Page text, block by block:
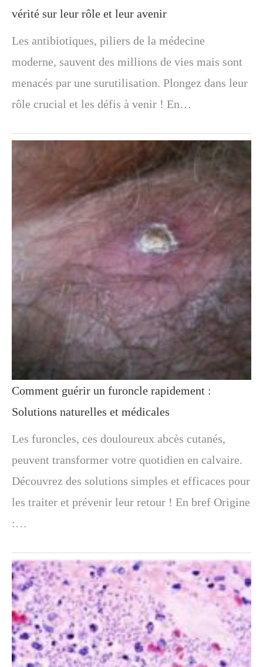
vérité sur leur rôle et leur avenir
Les antibiotiques, piliers de la médecine
moderne, sauvent des millions de vies mais sont
menacés par une surutilisation. Plongez dans leur
rôle crucial et les défis à venir ! En…
Comment guérir un furoncle rapidement :
Solutions naturelles et médicales
Les furoncles, ces douloureux abcès cutanés,
peuvent transformer votre quotidien en calvaire.
Découvrez des solutions simples et efficaces pour
les traiter et prévenir leur retour ! En bref Origine
:…